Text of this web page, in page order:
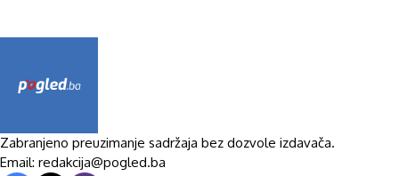
Zabranjeno preuzimanje sadržaja bez dozvole izdavača.
Email: redakcija@pogled.ba